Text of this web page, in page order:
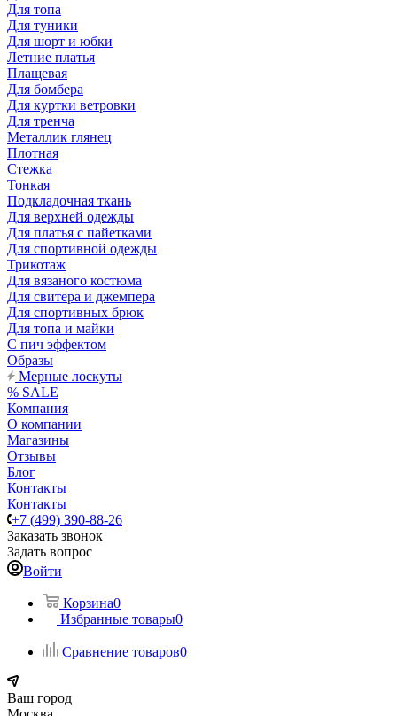
Для топа
Для туники
Для шорт и юбки
Летние платья
Плащевая
Для бомбера
Для куртки ветровки
Для тренча
Металлик глянец
Плотная
Стежка
Тонкая
Подкладочная ткань
Для верхней одежды
Для платья с пайетками
Для спортивной одежды
Трикотаж
Для вязаного костюма
Для свитера и джемпера
Для спортивных брюк
Для топа и майки
С пич эффектом
Образы
Мерные лоскуты
% SALE
Компания
О компании
Магазины
Отзывы
Блог
Контакты
Контакты
+7 (499) 390-88-26
Заказать звонок
Задать вопрос
Войти
Корзина0
Избранные товары0
Сравнение товаров0
Ваш город